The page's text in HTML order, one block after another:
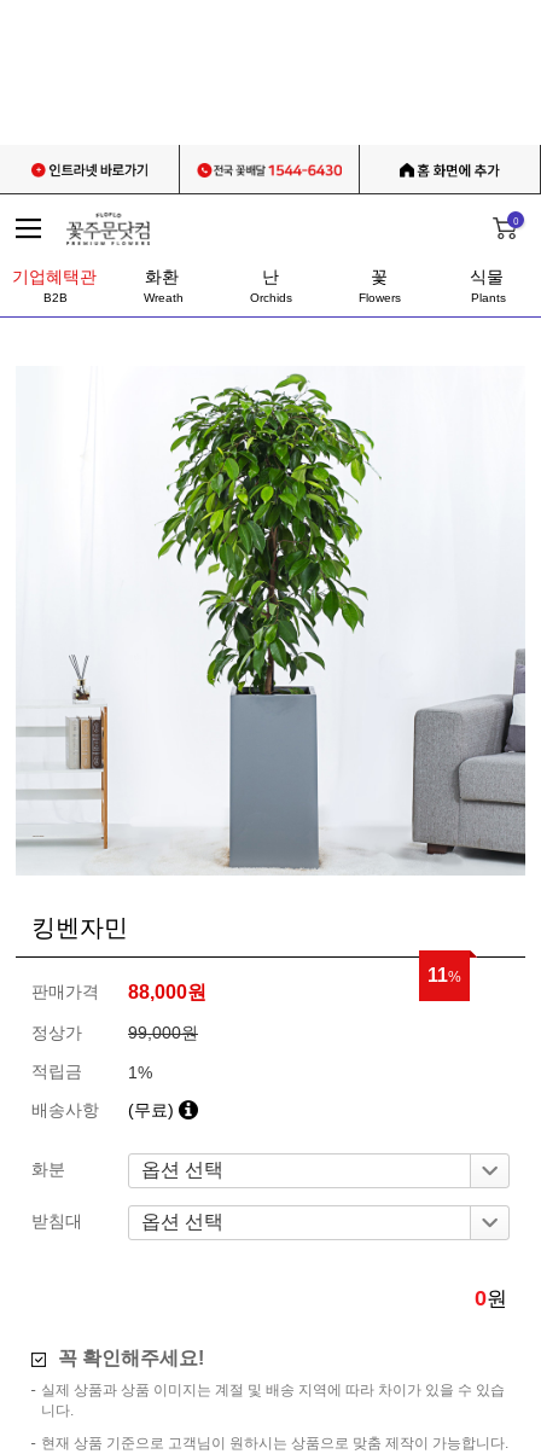
0
기업혜택관
B2B
화환
Wreath
난
Orchids
꽃
Flowers
식물
Plants
킹벤자민
11%
판매가격 88,000원
정상가
99,000원
적립금
1%
배송사항
(무료)
화분
받침대
0원
꼭 확인해주세요!
실제 상품과 상품 이미지는 계절 및 배송 지역에 따라 차이가 있을 수 있습
니다.
현재 상품 기준으로 고객님이 원하시는 상품으로 맞춤 제작이 가능합니다.